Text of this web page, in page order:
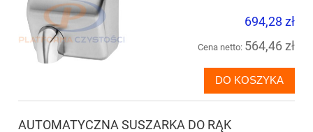
694,28 zł
Cena netto: 564,46 zł
DO KOSZYKA
AUTOMATYCZNA SUSZARKA DO RĄK